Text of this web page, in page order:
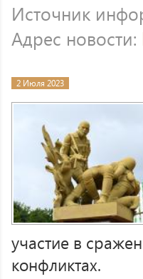
Источник
Адрес новости:
2 Июля 2023
участие в
конфликтах.